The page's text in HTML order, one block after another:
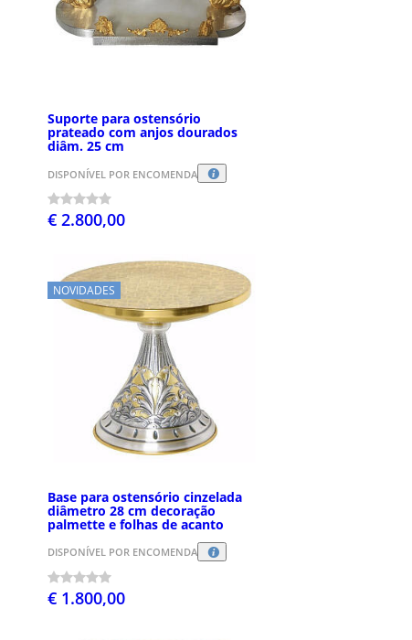
Suporte para ostensório
prateado com anjos dourados
diâm. 25 cm
DISPONÍVEL POR ENCOMENDA
€ 2.800,00
NOVIDADES
Base para ostensório cinzelada
diâmetro 28 cm decoração
palmette e folhas de acanto
DISPONÍVEL POR ENCOMENDA
€ 1.800,00